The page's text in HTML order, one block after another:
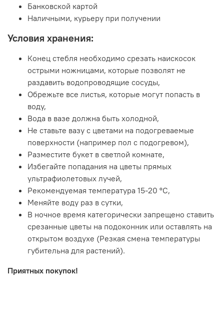
Банковской картой
Наличными, курьеру при получении
Условия хранения:
Конец стебля необходимо срезать наискосок
острыми ножницами, которые позволят не
раздавить водопроводящие сосуды,
Обрежьте все листья, которые могут попасть в
воду,
Вода в вазе должна быть холодной,
Не ставьте вазу с цветами на подогреваемые
поверхности (например пол с подогревом),
Разместите букет в светлой комнате,
Избегайте попадания на цветы прямых
ультрафиолетовых лучей,
Рекомендуемая температура 15-20 ºC,
Меняйте воду раз в сутки,
В ночное время категорически запрещено ставить
срезанные цветы на подоконник или оставлять на
открытом воздухе (Резкая смена температуры
губительна для растений).
Приятных покупок!